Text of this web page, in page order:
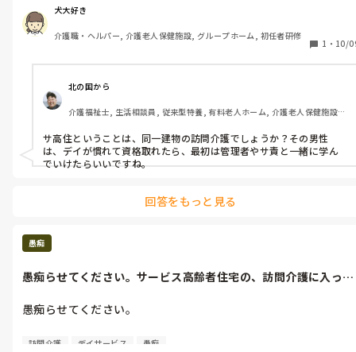
うんうん、辛いね。苦しいね。でも大丈夫だよ。そばにいるから
ね。又くるからね。うんうん。大丈夫。
優しくて、ありがとうねと、いつも言ってくれる利用者です。
が、まだ、何もできないと言われています。いつに、なれば訪問
介護に、入れるのだろうと、思っています。
今日、私も訪問介護に、入らないといけないんですかと、聞かれ
たけど、
いつかは、そうなります。資格なしは、訪問介護に、入れないの
で、資格ありでないと、訪問介護はできないんですよ。
そうなんですか？
はい、入浴介助も、トランスもリネン交換も全てほとんど1人で
1人なんですよ。まー、最初の施設だから、デイサービスが慣れ
けばいいと思います。入れる頃になったら、施設長から声が、か
犬大好き
介護職・ヘルパー, 介護老人保健施設, グループホーム, 初任者研修
1 ・ 10/
北の国から
介護福祉士, 生活相談員, 従来型特養, 有料老人ホーム, 介護老人保健施設,
護, ユニット型特養, 障害者支援施設, 訪問入浴
サ高住ということは、同一建物の訪問介護でしょうか？その男性
は、デイが慣れて資格取れたら、最初は管理者やサ責と一緒に学ん
でいけたらいいですね。
回答をもっと見る
愚痴
愚痴らせてください。サービス高齢者住宅の、訪問介護に入って
愚痴らせてください。
サービス高齢者住宅の、訪問介護に入ってます。16時半以降、
訪問介護 デイサービス 愚痴